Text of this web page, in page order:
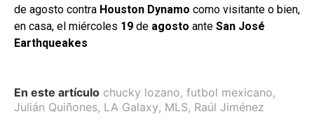
de agosto contra Houston Dynamo como visitante o bien,
en casa, el miércoles 19 de agosto ante San José
Earthqueakes
En este artículo chucky lozano, futbol mexicano,
Julián Quiñones, LA Galaxy, MLS, Raúl Jiménez